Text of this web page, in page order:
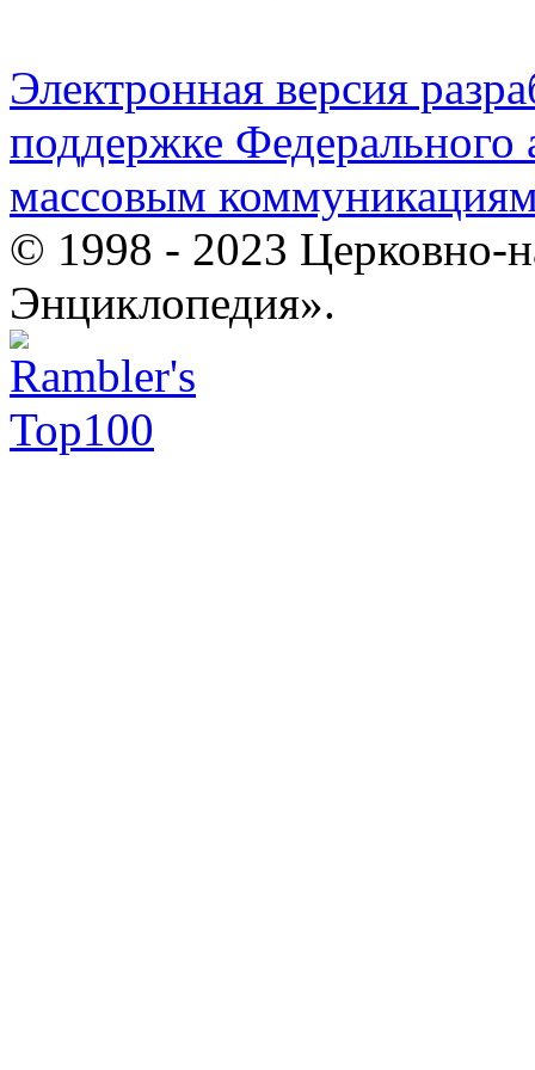
Электронная версия
поддержке Федерального
массовым
© 1998 - 2023 Церковно-
Энциклопедия».